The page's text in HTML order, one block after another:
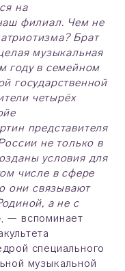
на
филиал. Чем не
Брат
музыкальная
году в семейном
государственной
четырёх
представителя
не только в
условия для
числе в сфере
они связывают
а не с
, — вспоминает
специального
музыкальной